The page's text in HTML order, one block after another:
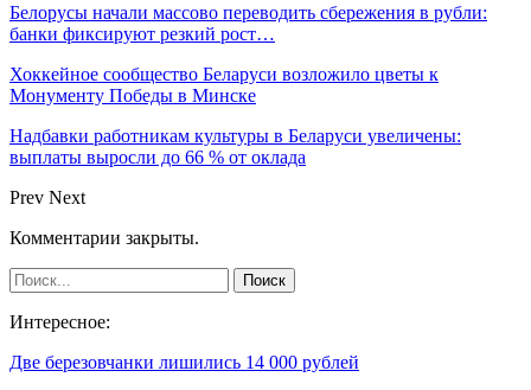
Белорусы начали массово переводить сбережения в рубли:
банки фиксируют резкий рост…
Хоккейное сообщество Беларуси возложило цветы к
Монументу Победы в Минске
Надбавки работникам культуры в Беларуси увеличены:
выплаты выросли до 66 % от оклада
Prev Next
Комментарии закрыты.
Интересное:
Две березовчанки лишились 14 000 рублей